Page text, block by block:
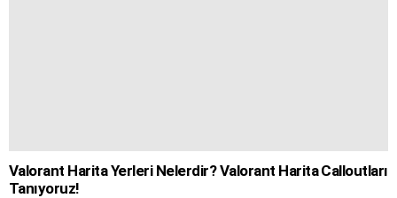
Valorant Harita Yerleri Nelerdir? Valorant Harita Calloutları
Tanıyoruz!